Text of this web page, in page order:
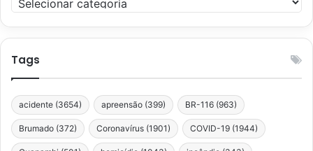
Tags
acidente (3654) apreensão (399) BR-116 (963)
Brumado (372) Coronavírus (1901) COVID-19 (1944)